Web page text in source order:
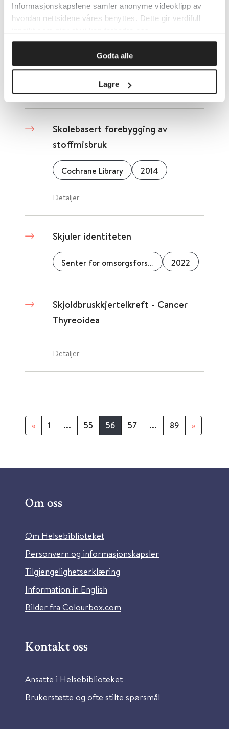
Informasjonskapslene samler anonyme videoklipp av
hvordan nettsidene våres benyttes. Dette gir verdifull
Godta alle
Lagre
Skolebaserte programmer for
forebygging av røyking
Cochrane Library 2013
Skolebasert forebygging av
stoffmisbruk
Cochrane Library 2014
Detaljer
Skjuler identiteten
Senter for omsorgsforskning 2022
Skjoldbruskkjertel­kreft - Cancer
Thyreoidea
Detaljer
« 1 ... 55 56 57 ... 89 »
Om oss
Om Helsebiblioteket
Personvern og informasjonskapsler
Tilgjengelighetserklæring
Information in English
Bilder fra Colourbox.com
Kontakt oss
Ansatte i Helsebiblioteket
Brukerstøtte og ofte stilte spørsmål